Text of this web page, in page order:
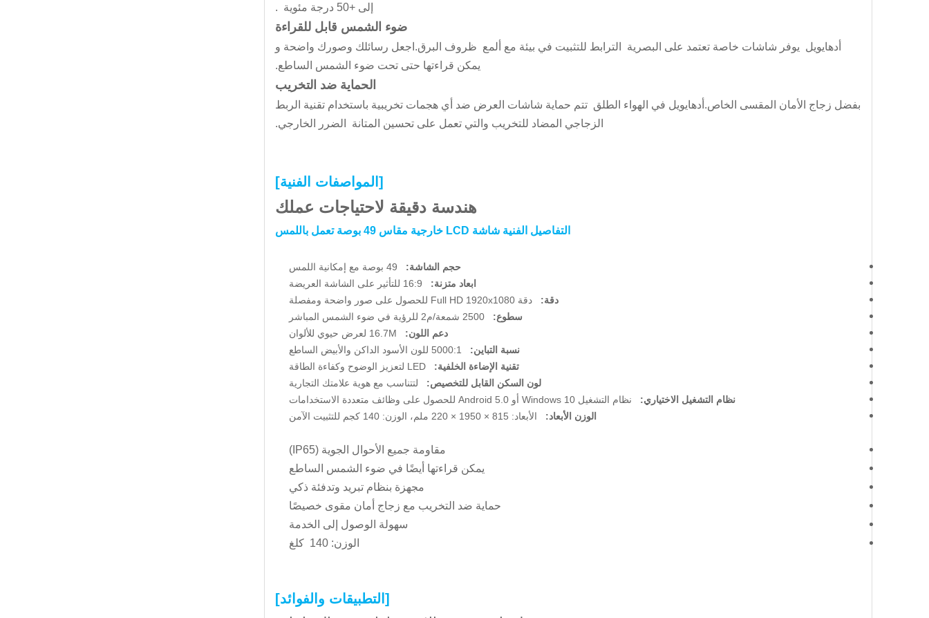
إلى +50 درجة مئوية .
ضوء الشمس قابل للقراءة
أدهايويل يوفر شاشات خاصة تعتمد على البصرية الترابط للتثبيت في بيئة مع ألمع ظروف البرق.اجعل رسائلك وصورك واضحة و
يمكن قراءتها حتى تحت ضوء الشمس الساطع.
الحماية ضد التخريب
بفضل زجاج الأمان المقسى الخاص.أدهايويل في الهواء الطلق تتم حماية شاشات العرض ضد أي هجمات تخريبية باستخدام تقنية الربط
الزجاجي المضاد للتخريب والتي تعمل على تحسين المتانة الضرر الخارجي.
[المواصفات الفنية]
هندسة دقيقة لاحتياجات عملك
التفاصيل الفنية شاشة LCD خارجية مقاس 49 بوصة تعمل باللمس
حجم الشاشة:
ابعاد متزنة:
دقة:
دقة Full HD 1920x1080 للحصول على صور واضحة ومفصلة
سطوع:
دعم اللون:
نسبة التباين:
تقنية الإضاءة الخلفية:
لون السكن القابل للتخصيص: لتتناسب مع هوية علامتك التجارية
نظام التشغيل الاختياري:
نظام التشغيل Windows 10 أو Android 5.0 للحصول على وظائف متعددة الاستخدامات
الوزن الأبعاد:
الأبعاد: 815 × 1950 × 220 ملم، الوزن: 140 كجم للتثبيت الآمن
مقاومة جميع الأحوال الجوية (IP65)
يمكن قراءتها أيضًا في ضوء الشمس الساطع
مجهزة بنظام تبريد وتدفئة ذكي
حماية ضد التخريب مع زجاج أمان مقوى خصيصًا
سهولة الوصول إلى الخدمة
الوزن: 140 كلغ
[التطبيقات والفوائد]